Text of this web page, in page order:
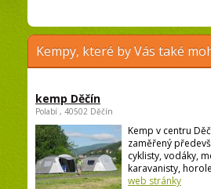
Kempy, které by Vás také
kemp Děčín
Polabí , 40502 Děčín
Kemp v centru
zaměřený
cyklisty, vodáky,
karavanisty,
web stránky